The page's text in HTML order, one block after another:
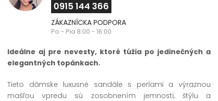
0915 144 366
ZÁKAZNÍCKA PODPORA
Po - Pia 8:00 - 16:00
Ideálne aj pre nevesty, ktoré túžia po jedinečných a
elegantných topánkach.
Tieto dámske luxusné sandále s perlami a výraznou
mašľou vpredu sú zosobnením jemnosti, štýlu a